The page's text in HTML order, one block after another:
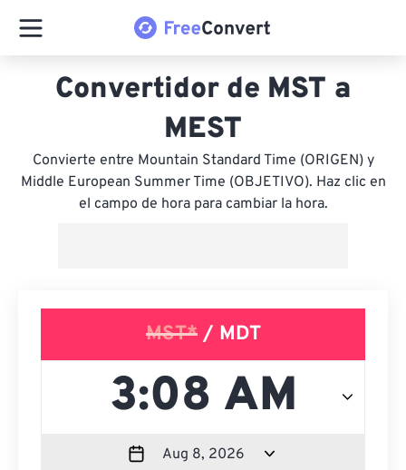
Convertidor de MST a
MEST
Convierte entre Mountain Standard Time (ORIGEN) y
Middle European Summer Time (OBJETIVO). Haz clic en
el campo de hora para cambiar la hora.
MST*/ MDT